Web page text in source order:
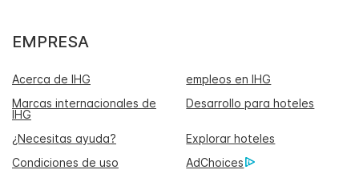
EMPRESA
Acerca de IHG
empleos en IHG
Marcas internacionales de
IHG
Desarrollo para hoteles
¿Necesitas ayuda?
Explorar hoteles
Condiciones de uso
AdChoices